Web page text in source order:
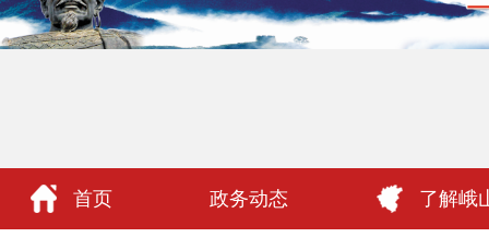
首页 政务动态 了解峨